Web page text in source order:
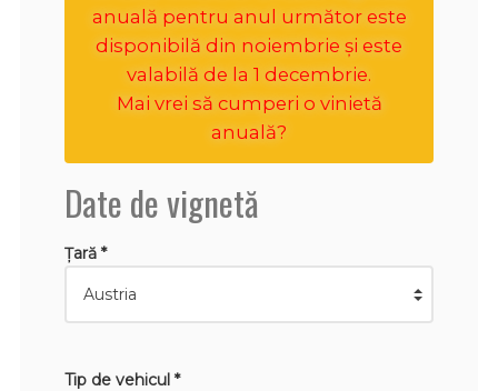
anuală pentru anul următor este
disponibilă din noiembrie și este
valabilă de la 1 decembrie.
Mai vrei să cumperi o vinietă
anuală?
Date de vignetă
Țară *
Tip de vehicul *